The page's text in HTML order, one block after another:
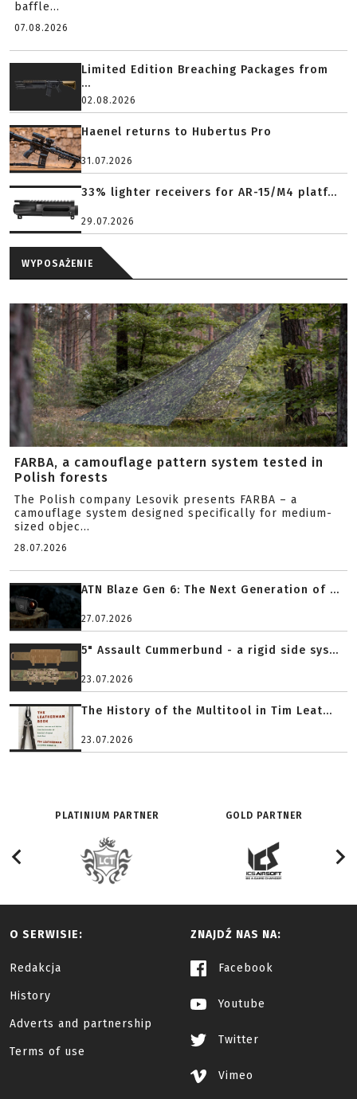
baffle...
07.08.2026
Limited Edition Breaching Packages from
...
02.08.2026
Haenel returns to Hubertus Pro
31.07.2026
33% lighter receivers for AR-15/M4 platf...
29.07.2026
WYPOSAŻENIE
FARBA, a camouflage pattern system tested in
Polish forests
The Polish company Lesovik presents FARBA – a
camouflage system designed specifically for medium-
sized objec...
28.07.2026
ATN Blaze Gen 6: The Next Generation of ...
27.07.2026
5" Assault Cummerbund - a rigid side sys...
23.07.2026
The History of the Multitool in Tim Leat...
23.07.2026
PLATINIUM PARTNER GOLD PARTNER
O SERWISIE:
Redakcja
History
Adverts and partnership
Terms of use
ZNAJDŹ NAS NA:
Facebook
Youtube
Twitter
Vimeo